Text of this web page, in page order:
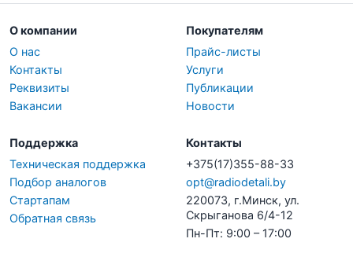
О компании
О нас
Контакты
Реквизиты
Вакансии
Покупателям
Прайс-листы
Услуги
Публикации
Новости
Поддержка
Техническая поддержка
Подбор аналогов
Стартапам
Обратная связь
Контакты
+375(17)355-88-33
opt@radiodetali.by
220073, г.Минск, ул.
Скрыганова 6/4-12
Пн-Пт: 9:00 – 17:00